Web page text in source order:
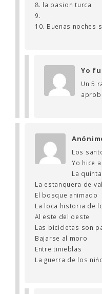
8. la pasion turca
9.
10. Buenas noches
Yo
Un 5
Los
Yo hice
La
La estanquera de
El bosque animado
La loca historia de
Al este del oeste
Las bicicletas son
Bajarse al moro
Entre tinieblas
La guerra de los